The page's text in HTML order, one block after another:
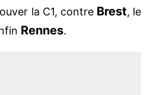
la C1, contre Brest, le
Rennes.